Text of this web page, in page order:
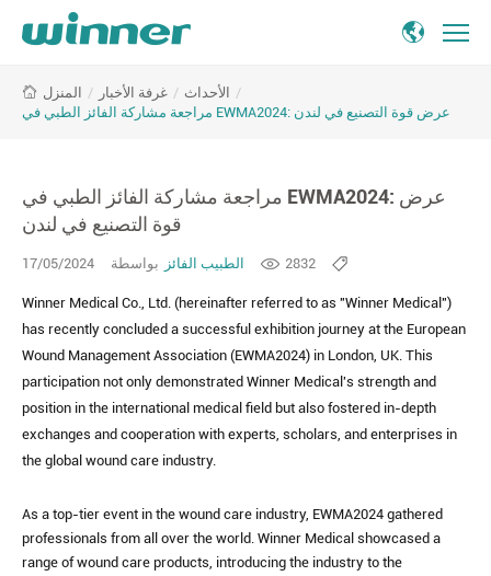
Winner
EWMA2024:
Manufacturing
Strength
المنزل / غرفة الأخبار / الأحداث /
مراجعة مشاركة الفائز الطبي في EWMA2024: عرض قوة التصنيع في لندن
مراجعة مشاركة الفائز الطبي في EWMA2024: عرض
قوة التصنيع في لندن
17/05/2024 بواسطة الطبيب الفائز 2832
Winner Medical Co., Ltd. (hereinafter referred to as "Winner Medical")
has recently concluded a successful exhibition journey at the European
Wound Management Association (EWMA2024) in London, UK. This
participation not only demonstrated Winner Medical's strength and
position in the international medical field but also fostered in-depth
exchanges and cooperation with experts, scholars, and enterprises in
the global wound care industry.
As a top-tier event in the wound care industry, EWMA2024 gathered
professionals from all over the world. Winner Medical showcased a
range of wound care products, introducing the industry to the